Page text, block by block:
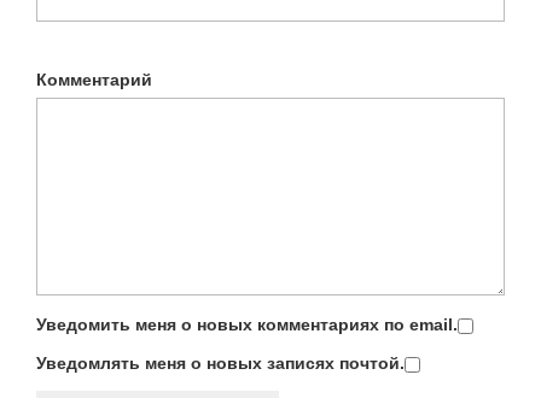
Комментарий
Уведомить меня о новых комментариях по email.
Уведомлять меня о новых записях почтой.